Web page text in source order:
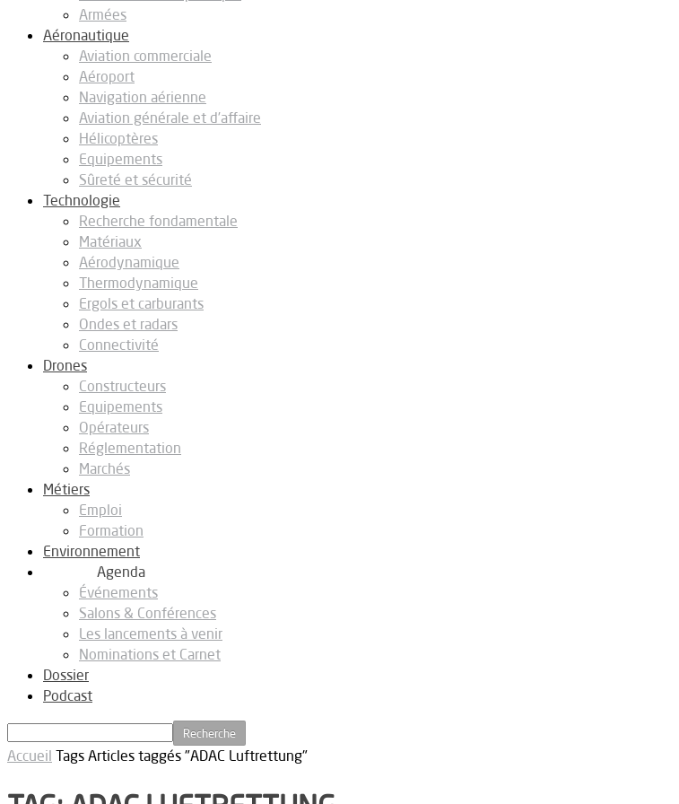
Armées
Aéronautique
Aviation commerciale
Aéroport
Navigation aérienne
Aviation générale et d’affaire
Hélicoptères
Equipements
Sûreté et sécurité
Technologie
Recherche fondamentale
Matériaux
Aérodynamique
Thermodynamique
Ergols et carburants
Ondes et radars
Connectivité
Drones
Constructeurs
Equipements
Opérateurs
Réglementation
Marchés
Métiers
Emploi
Formation
Environnement
Agenda
Événements
Salons & Conférences
Les lancements à venir
Nominations et Carnet
Dossier
Podcast
Accueil Tags Articles taggés "ADAC Luftrettung"